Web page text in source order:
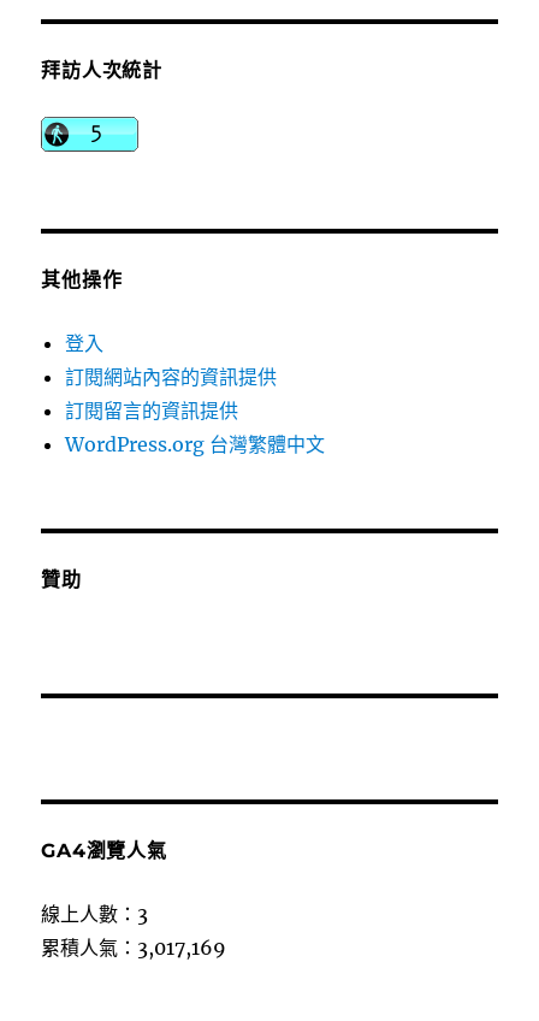
拜訪人次統計
其他操作
登入
訂閱網站內容的資訊提供
訂閱留言的資訊提供
WordPress.org 台灣繁體中文
贊助
GA4瀏覽人氣
線上人數：3
累積人氣：3,017,169